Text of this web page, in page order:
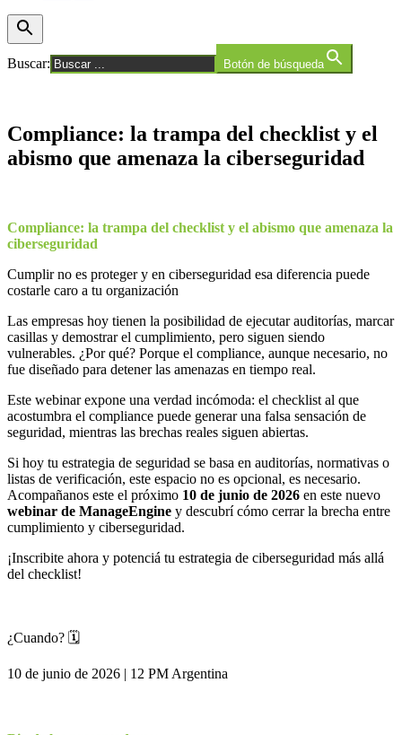
Buscar: Botón de búsqueda
Compliance: la trampa del checklist y el
abismo que amenaza la ciberseguridad
Compliance: la trampa del checklist y el abismo que amenaza la
ciberseguridad
Cumplir no es proteger y en ciberseguridad esa diferencia puede
costarle caro a tu organización
Las empresas hoy tienen la posibilidad de ejecutar auditorías, marcar
casillas y demostrar el cumplimiento, pero siguen siendo
vulnerables. ¿Por qué? Porque el compliance, aunque necesario, no
fue diseñado para detener las amenazas en tiempo real.
Este webinar expone una verdad incómoda: el checklist al que
acostumbra el compliance puede generar una falsa sensación de
seguridad, mientras las brechas reales siguen abiertas.
Si hoy tu estrategia de seguridad se basa en auditorías, normativas o
listas de verificación, este espacio no es opcional, es necesario.
Acompañanos este el próximo 10 de junio de 2026 en este nuevo
webinar de ManageEngine y descubrí cómo cerrar la brecha entre
cumplimiento y ciberseguridad.
¡Inscribite ahora y potenciá tu estrategia de ciberseguridad más allá
del checklist!
¿Cuando? 🗓️
10 de junio de 2026 | 12 PM Argentina